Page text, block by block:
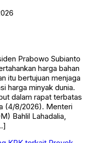
Prabowo Subianto
harga bahan
itu bertujuan menjaga
harga minyak dunia.
dalam rapat terbatas
(4/8/2026). Menteri
Bahlil Lahadalia,